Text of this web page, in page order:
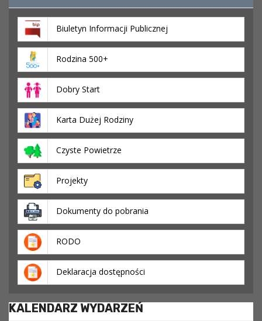
Biuletyn Informacji Publicznej
Rodzina 500+
Dobry Start
Karta Dużej Rodziny
Czyste Powietrze
Projekty
Dokumenty do pobrania
RODO
Deklaracja dostępności
KALENDARZ WYDARZEŃ